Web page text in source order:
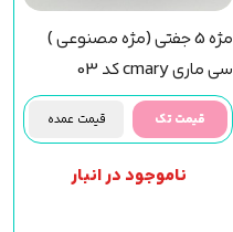
مژه 5 جفتی (مژه مصنوعی )
سی ماری cmary کد 03
قیمت تک قیمت عمده
ناموجود در انبار